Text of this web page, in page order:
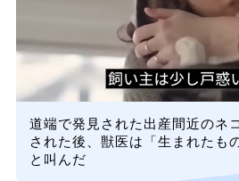
道端で発見された出産間近のネ
された後、獣医は「生まれたも
と叫んだ